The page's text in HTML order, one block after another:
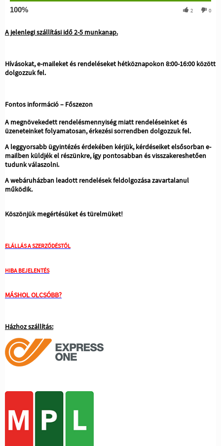
100% 2 0
A jelenlegi szállítási idő 2-5 munkanap.
Hívásokat, e-maileket és rendeléseket hétköznapokon 8:00-16:00 között
dolgozzuk fel.
Fontos információ – Főszezon
A megnövekedett rendelésmennyiség miatt rendeléseinket és
üzeneteinket folyamatosan, érkezési sorrendben dolgozzuk fel.
A leggyorsabb ügyintézés érdekében kérjük, kérdéseiket elsősorban e-
mailben küldjék el részünkre, így pontosabban és visszakereshetően
tudunk válaszolni.
A webáruházban leadott rendelések feldolgozása zavartalanul
működik.
Köszönjük megértésüket és türelmüket!
ELÁLLÁS A SZERZŐDÉSTŐL
HIBA BEJELENTÉS
MÁSHOL OLCSÓBB?
Házhoz szállítás: